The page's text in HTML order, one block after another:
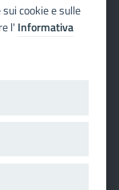
cookie e sulle
l' Informativa